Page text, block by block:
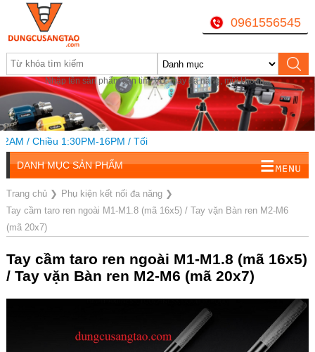
Nhập tên sản phẩm cần tìm, VD: máy đa năng, mũi khoan...
0961556545
Chiều 1:30PM-16PM / Tối
DANH MỤC SẢN PHẨM
Trang chủ❯ Phụ kiện kết nối đa năng❯
Tay cầm taro ren ngoài M1-M1.8 (mã 16x5) / Tay vặn Bàn ren M2-M6
(mã 20x7)
Tay cầm taro ren ngoài M1-M1.8 (mã 16x5)
/ Tay vặn Bàn ren M2-M6 (mã 20x7)